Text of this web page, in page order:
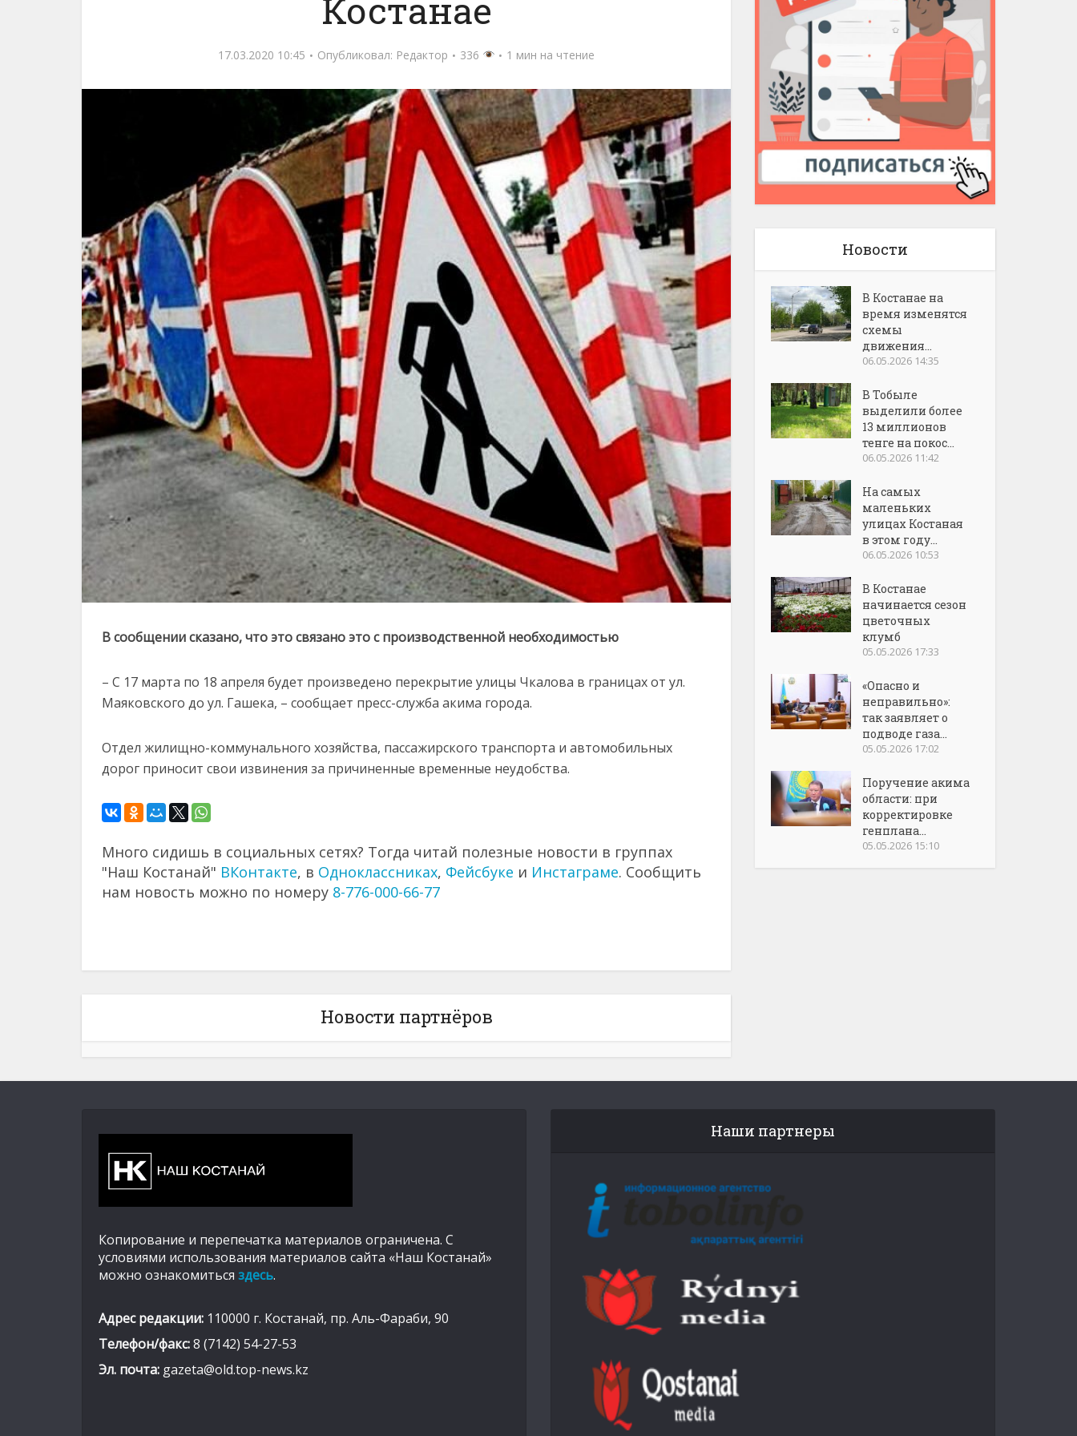
Костанае
17.03.2020 10:45 Опубликовал: Редактор 336 1 мин на чтение
В сообщении сказано, что это связано это с производственной необходимостью
– С 17 марта по 18 апреля будет произведено перекрытие улицы Чкалова в границах от ул.
Маяковского до ул. Гашека, – сообщает пресс-служба акима города.
Отдел жилищно-коммунального хозяйства, пассажирского транспорта и автомобильных
дорог приносит свои извинения за причиненные временные неудобства.
Много сидишь в социальных сетях? Тогда читай полезные новости в группах
"Наш Костанай" ВКонтакте, в Одноклассниках, Фейсбуке и Инстаграме. Сообщить
нам новость можно по номеру 8-776-000-66-77
Новости партнёров
Новости
В Костанае на
время изменятся
схемы
движения...
06.05.2026 14:35
В Тобыле
выделили более
13 миллионов
тенге на покос...
06.05.2026 11:42
На самых
маленьких
улицах Костаная
в этом году...
06.05.2026 10:53
В Костанае
начинается сезон
цветочных
клумб
05.05.2026 17:33
«Опасно и
неправильно»:
так заявляет о
подводе газа...
05.05.2026 17:02
Поручение акима
области: при
корректировке
генплана...
05.05.2026 15:10
Копирование и перепечатка материалов ограничена. С
условиями использования материалов сайта «Наш Костанай»
можно ознакомиться здесь.
Адрес редакции: 110000 г. Костанай, пр. Аль-Фараби, 90
Телефон/факс:8 (7142) 54-27-53
Эл. почта: gazeta@old.top-news.kz
Наши партнеры